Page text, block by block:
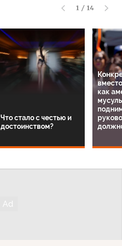
1 / 14
Что стало с честью и
достоинством?
как